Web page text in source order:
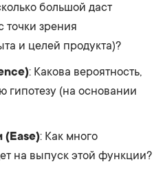
большой даст
точки зрения
и целей продукта)?
: Какова вероятность,
гипотезу (на основании
(Ease): Как много
на выпуск этой функции?